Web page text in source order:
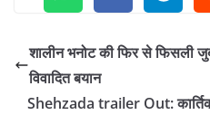
शालीन भनोट की फिर से फिसली
विवादित बयान
Shehzada trailer Out: